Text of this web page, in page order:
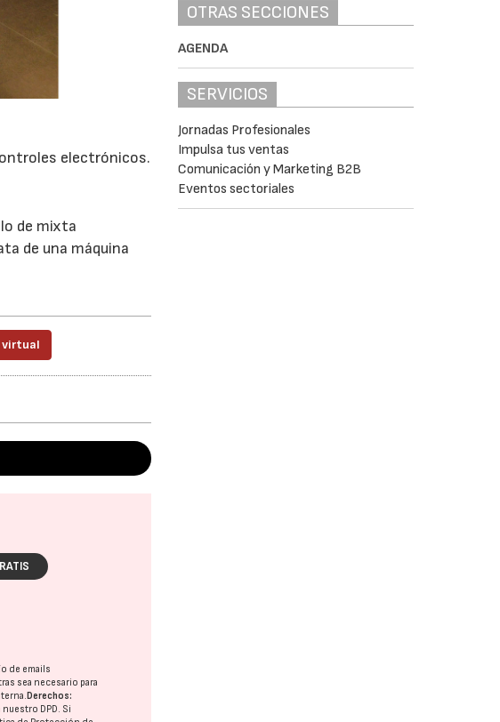
electrónicos.
de mixta
de una máquina
virtual
de emails
sea necesario para
Derechos:
DPD. Si
OTRAS SECCIONES
AGENDA
SERVICIOS
Jornadas Profesionales
Impulsa tus ventas
Comunicación y Marketing B2B
Eventos sectoriales